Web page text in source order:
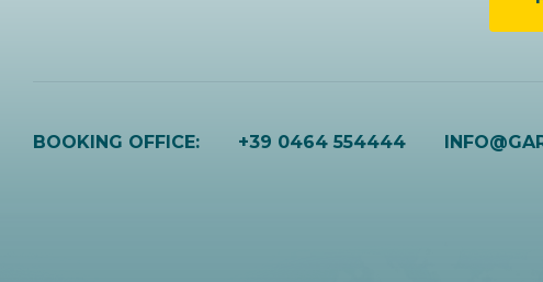
BOOKING OFFICE: +39 0464 554444